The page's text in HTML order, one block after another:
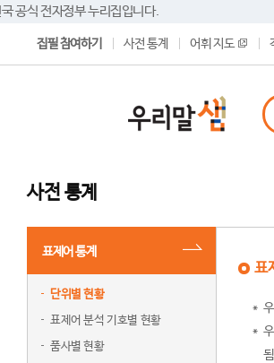
공식 전자정부 누리집입니다.
집필 참여하기 사전 통계 어휘 지도
사전 통계
표제어 통계
단위별 현황
표제어 분석 기호별 현황
품사별 현황
표